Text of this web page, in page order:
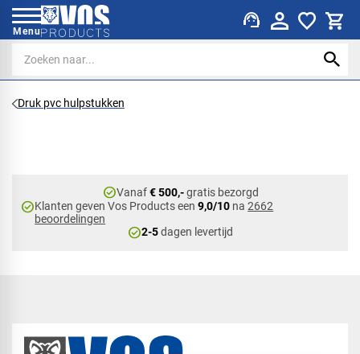
Menu support_agent
Druk pvc hulpstukken
check_circleVanaf€ 500,-gratis bezorgd
check_circleKlanten geven Vos Products een9,0/10 na2662
beoordelingen
check_circle2-5dagen levertijd